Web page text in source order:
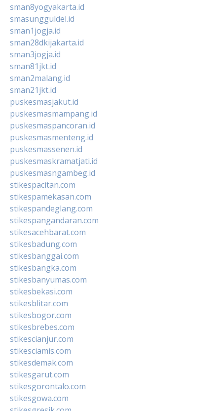
sman8yogyakarta.id
smasungguldel.id
sman1jogja.id
sman28dkijakarta.id
sman3jogja.id
sman81jkt.id
sman2malang.id
sman21jkt.id
puskesmasjakut.id
puskesmasmampang.id
puskesmaspancoran.id
puskesmasmenteng.id
puskesmassenen.id
puskesmaskramatjati.id
puskesmasngambeg.id
stikespacitan.com
stikespamekasan.com
stikespandeglang.com
stikespangandaran.com
stikesacehbarat.com
stikesbadung.com
stikesbanggai.com
stikesbangka.com
stikesbanyumas.com
stikesbekasi.com
stikesblitar.com
stikesbogor.com
stikesbrebes.com
stikescianjur.com
stikesciamis.com
stikesdemak.com
stikesgarut.com
stikesgorontalo.com
stikesgowa.com